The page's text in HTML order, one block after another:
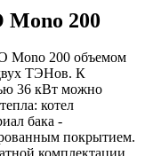
Mono 200
Mono 200 объемом
ТЭНов. К
36 кВт можно
котел
бака -
покрытием.